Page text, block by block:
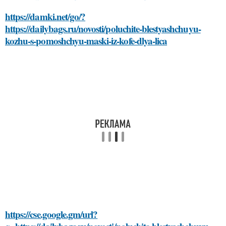
https://damki.net/go/?
https://dailybags.ru/novosti/poluchite-blestyashchuyu-
kozhu-s-pomoshchyu-maski-iz-kofe-dlya-lica
https://cse.google.gm/url?